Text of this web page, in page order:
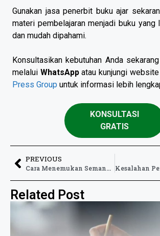
Gunakan jasa penerbit buku ajar
materi pembelajaran menjadi buku
dan mudah dipahami.
Konsultasikan kebutuhan Anda
melalui WhatsAppatau kunjungi
Press Group untuk informasi lebih
KONSULTASI
GRATIS
PREVIOUS
Cara Menemukan Semangat Menulis yang Sering Hilang
Related Post